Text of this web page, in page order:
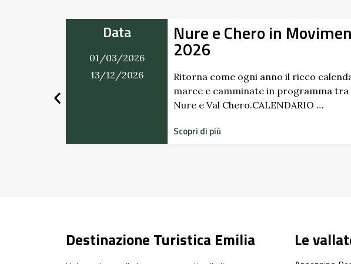
Data
01/03/2026
31/12/2026
Alla Scoperta dei Profumi
Giardino del Castello di
Pallavicino
Scopri i profumi inaspettati di erbe e
storico del Castello di Scipione …
Destinazione Turistica Emilia Le